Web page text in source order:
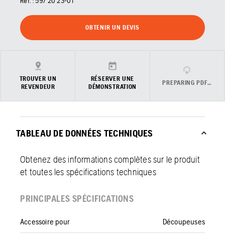
OBTENIR UN DEVIS
TROUVER UN
REVENDEUR
RÉSERVER UNE
DÉMONSTRATION
PREPARING PDF…
TABLEAU DE DONNÉES TECHNIQUES
Obtenez des informations complètes sur le produit
et toutes les spécifications techniques
PRINCIPALES SPÉCIFICATIONS
Accessoire pour Découpeuses